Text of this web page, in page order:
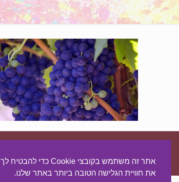
אתר זה משתמש בקובצי Cookie כדי להבטיח לך
את חוויית הגלישה הטובה ביותר באתר שלנו.